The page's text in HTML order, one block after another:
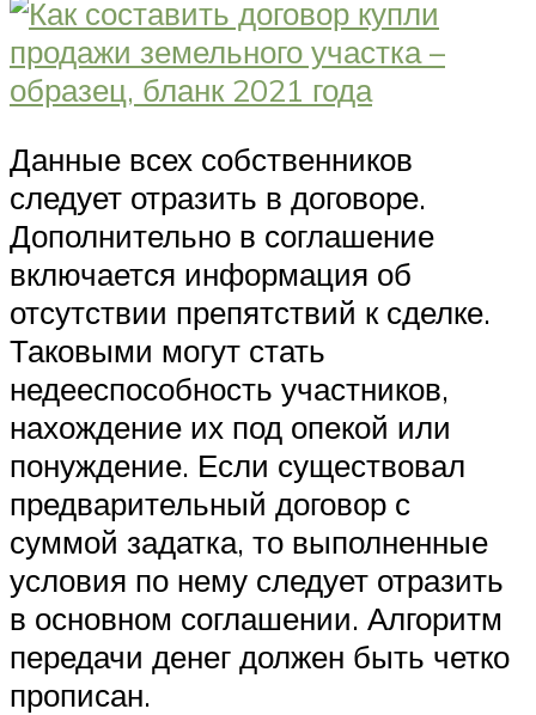
Данные всех собственников
следует отразить в договоре.
Дополнительно в соглашение
включается информация об
отсутствии препятствий к сделке.
Таковыми могут стать
недееспособность участников,
нахождение их под опекой или
понуждение. Если существовал
предварительный договор с
суммой задатка, то выполненные
условия по нему следует отразить
в основном соглашении. Алгоритм
передачи денег должен быть четко
прописан.